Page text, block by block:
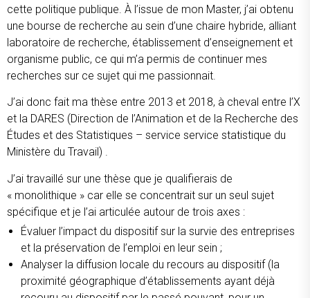
cette politique publique. À l’issue de mon Master, j’ai obtenu
une bourse de recherche au sein d’une chaire hybride, alliant
laboratoire de recherche, établissement d’enseignement et
organisme public, ce qui m’a permis de continuer mes
recherches sur ce sujet qui me passionnait.
J’ai donc fait ma thèse entre 2013 et 2018, à cheval entre l’X
et la DARES (Direction de l’Animation et de la Recherche des
Études et des Statistiques – service service statistique du
Ministère du Travail) .
J’ai travaillé sur une thèse que je qualifierais de
« monolithique » car elle se concentrait sur un seul sujet
spécifique et je l’ai articulée autour de trois axes :
Évaluer l’impact du dispositif sur la survie des entreprises
et la préservation de l’emploi en leur sein ;
Analyser la diffusion locale du recours au dispositif (la
proximité géographique d’établissements ayant déjà